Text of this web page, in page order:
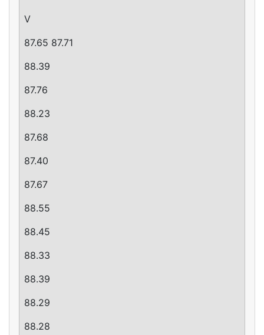
V
87.65 87.71
88.39
87.76
88.23
87.68
87.40
87.67
88.55
88.45
88.33
88.39
88.29
88.28